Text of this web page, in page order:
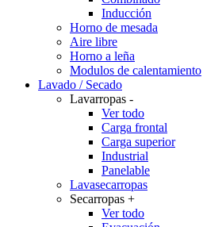
Inducción
Horno de mesada
Aire libre
Horno a leña
Modulos de calentamiento
Lavado / Secado
Lavarropas -
Ver todo
Carga frontal
Carga superior
Industrial
Panelable
Lavasecarropas
Secarropas +
Ver todo